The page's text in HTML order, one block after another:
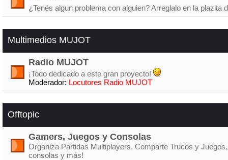
¿Tenés algun problema con alguien? Arreglalo en la plazita
Multimedios MUJOT
Radio MUJOT
¡Todo dedicado a este gran proyecto!
Moderador: Locutores Radio MUJOT
Offtopic
Gamers, Juegos y Consolas
Organiza Partidas Multiplayers, Comparte Trucos y
consolas y más!